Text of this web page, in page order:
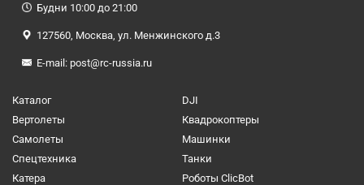
Будни 10:00 до 21:00
127560, Москва, ул. Менжинского д.3
E-mail: post@rc-russia.ru
Каталог
DJI
Вертолеты
Квадрокоптеры
Самолеты
Машинки
Спецтехника
Танки
Катера
Роботы ClicBot